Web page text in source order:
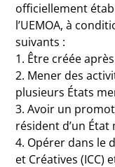
officiellement
l’UEMOA, à
suivants :
1. Être créée
2. Mener des
plusieurs États
3. Avoir un
résident d’un État
4. Opérer dans le
et Créatives (ICC)